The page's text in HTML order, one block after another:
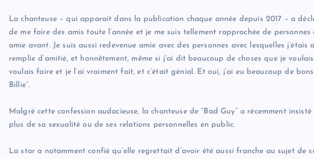
La chanteuse – qui apparait dans la publication chaque année depuis 2017 – a
de me faire des amis toute l’année et je me suis tellement rapprochée de personnes
amie avant. Je suis aussi redevenue amie avec des personnes avec lesquelles j’étais
remplie d’amitié, et honnêtement, même si j’ai dit beaucoup de choses que je
voulais faire et je l’ai vraiment fait, et c’était génial. Et oui, j’ai eu beaucoup de
Billie”.
Malgré cette confession audacieuse, la chanteuse de “Bad Guy” a récemment
plus de sa sexualité ou de ses relations personnelles en public.
La star a notamment confié qu’elle regrettait d’avoir été aussi franche au sujet de